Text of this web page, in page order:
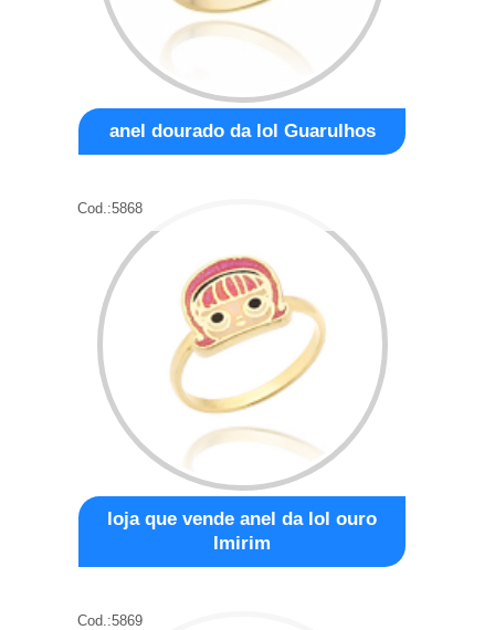
anel dourado da lol Guarulhos
Cod.:5868
loja que vende anel da lol ouro
Imirim
Cod.:5869